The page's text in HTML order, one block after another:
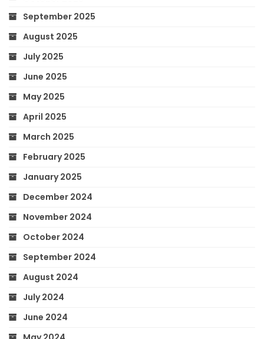
September 2025
August 2025
July 2025
June 2025
May 2025
April 2025
March 2025
February 2025
January 2025
December 2024
November 2024
October 2024
September 2024
August 2024
July 2024
June 2024